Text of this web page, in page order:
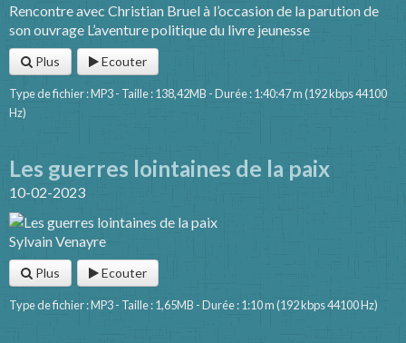
Rencontre avec Christian Bruel à l’occasion de la parution de
son ouvrage L’aventure politique du livre jeunesse
Plus Ecouter
Type de fichier : MP3 - Taille : 138,42MB - Durée : 1:40:47 m (192 kbps 44100
Hz)
Les guerres lointaines de la paix
10-02-2023
Sylvain Venayre
Plus Ecouter
Type de fichier : MP3 - Taille : 1,65MB - Durée : 1:10 m (192 kbps 44100 Hz)